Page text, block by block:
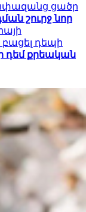
ցածր
շուրջ նոր
բացել դեպի
դեմ քրեական